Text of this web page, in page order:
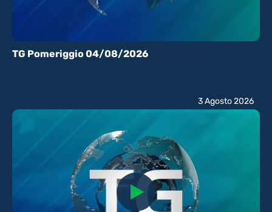
TG Pomeriggio 04/08/2026
3 Agosto 2026